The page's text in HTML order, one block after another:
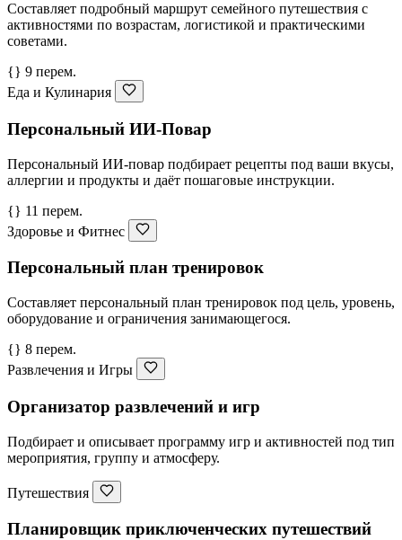
Составляет подробный маршрут семейного путешествия с
активностями по возрастам, логистикой и практическими
советами.
{} 9 перем.
Еда и Кулинария
Персональный ИИ-Повар
Персональный ИИ-повар подбирает рецепты под ваши вкусы,
аллергии и продукты и даёт пошаговые инструкции.
{} 11 перем.
Здоровье и Фитнес
Персональный план тренировок
Составляет персональный план тренировок под цель, уровень,
оборудование и ограничения занимающегося.
{} 8 перем.
Развлечения и Игры
Организатор развлечений и игр
Подбирает и описывает программу игр и активностей под тип
мероприятия, группу и атмосферу.
Путешествия
Планировщик приключенческих путешествий